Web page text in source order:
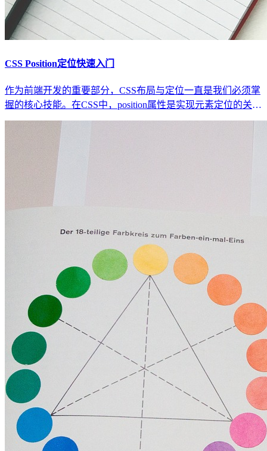
CSS Position定位快速入门
作为前端开发的重要部分，CSS布局与定位一直是我们必须掌
握的核心技能。在CSS中，position属性是实现元素定位的关键
手段之一。通过不同的position值，我们可以控制元素在页面
上的表现，实现诸如静态定位、相对定位、绝对定位、固定定
位以及粘性定位等效果。